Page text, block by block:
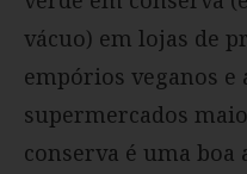
vácuo) em lojas de
empórios veganos e
supermercados
conserva é uma